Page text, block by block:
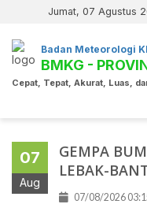
Jumat, 07 Agustus
Badan Meteorologi
BMKG -
Cepat, Tepat, Akurat, Luas,
07
Aug
GEMPA
LEBAK-
07/08/2026